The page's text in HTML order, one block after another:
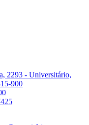
2293 - Universitário,
900